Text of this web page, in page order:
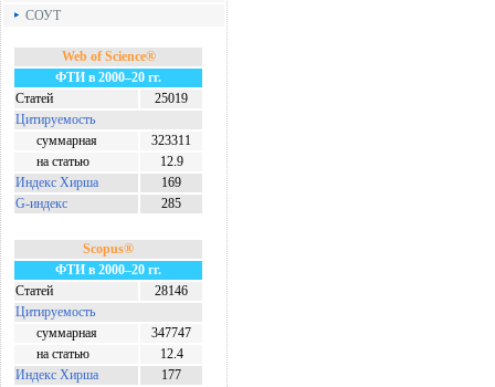
СОУТ
Web of Science®
ФТИ в 2000–20 гг.
Статей
25019
Цитируемость
суммарная
323311
на статью
12.9
Индекс Хирша
169
G-индекс
285
Scopus®
ФТИ в 2000–20 гг.
Статей
28146
Цитируемость
суммарная
347747
на статью
12.4
Индекс Хирша
177